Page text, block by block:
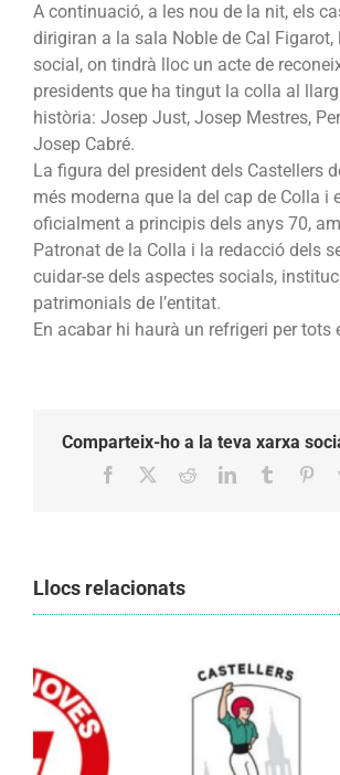
A continuació, a les nou de la nit, els
dirigiran a la sala Noble de Cal Figarot,
social, on tindrà lloc un acte de
presidents que ha tingut la colla al
història: Josep Just, Josep Mestres,
Josep Cabré.
La figura del president dels Castellers
més moderna que la del cap de Colla i
oficialment a principis dels anys 70,
Patronat de la Colla i la redacció dels
cuidar-se dels aspectes socials,
patrimonials de l’entitat.
En acabar hi haurà un refrigeri per tots
Comparteix-ho a la teva xarxa
Facebook RedditLinkedInTumblr
Llocs relacionats